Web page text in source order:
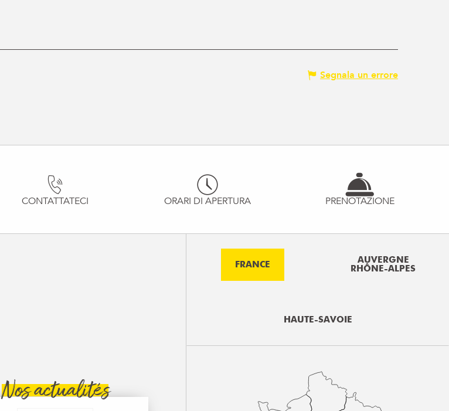
Segnala un errore
CONTATTATECI ORARI DI APERTURA PRENOTAZIONE
Nos actualités
FRANCE
AUVERGNE
RHÔNE-ALPES
HAUTE-SAVOIE